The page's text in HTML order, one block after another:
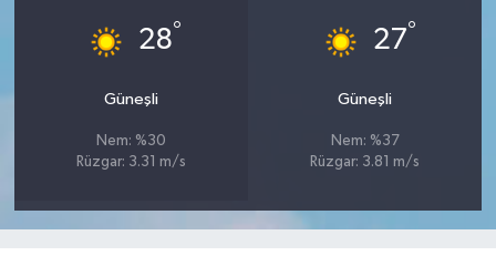
28°
Güneşli
Nem: %30
Rüzgar: 3.31 m/s
27°
Güneşli
Nem: %37
Rüzgar: 3.81 m/s